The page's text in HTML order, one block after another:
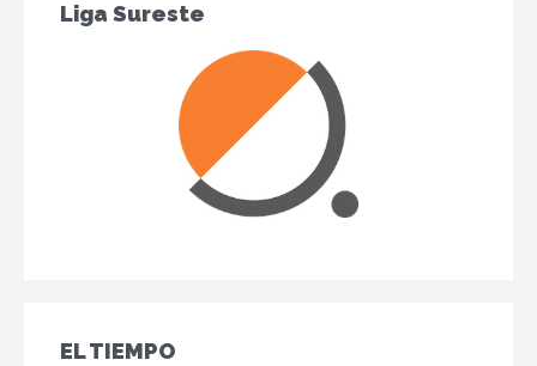
Liga Sureste
EL TIEMPO